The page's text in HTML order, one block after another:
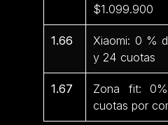
$1.099.900
1.66
Xiaomi: 0 %
y 24 cuotas
1.67
Zona fit:
cuotas por